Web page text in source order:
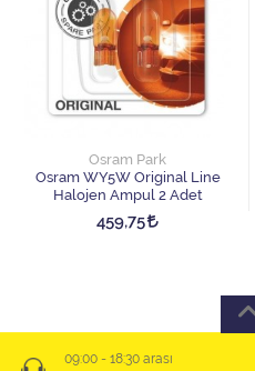
Osram Park
Osram WY5W Original Line
Halojen Ampul 2 Adet
459,75
09:00 - 18:30 arası